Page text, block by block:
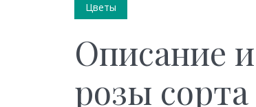
Цветы
Описание
розы